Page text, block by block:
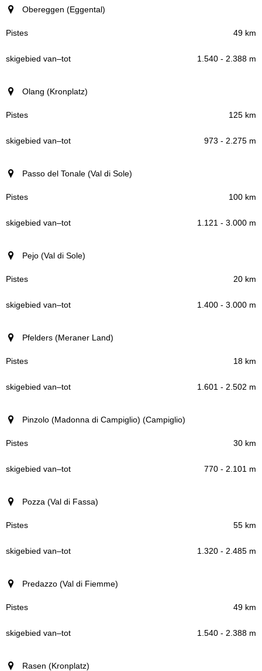
Obereggen (Eggental)
49 km
1.540 - 2.388 m
Olang (Kronplatz)
125 km
973 - 2.275 m
Passo del Tonale (Val di Sole)
100 km
1.121 - 3.000 m
Pejo (Val di Sole)
20 km
1.400 - 3.000 m
Pfelders (Meraner Land)
18 km
1.601 - 2.502 m
Pinzolo (Madonna di Campiglio) (Campiglio)
30 km
770 - 2.101 m
Pozza (Val di Fassa)
55 km
1.320 - 2.485 m
Predazzo (Val di Fiemme)
49 km
1.540 - 2.388 m
Rasen (Kronplatz)